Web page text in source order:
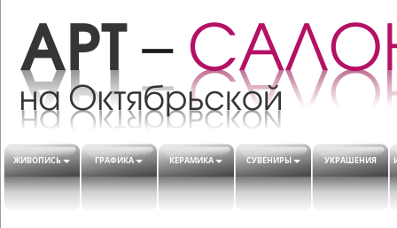
ЖИВОПИСЬ ГРАФИКА КЕРАМИКА СУВЕНИРЫ УКРАШЕНИЯ